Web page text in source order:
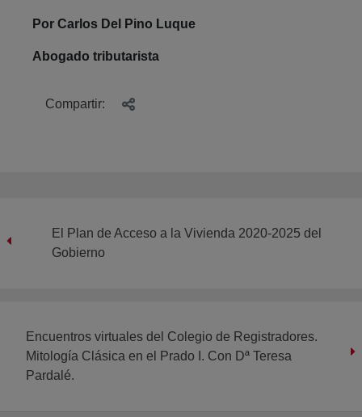
Por Carlos Del Pino Luque
Abogado tributarista
Compartir:
El Plan de Acceso a la Vivienda 2020-2025 del
Gobierno
Encuentros virtuales del Colegio de Registradores.
Mitología Clásica en el Prado I. Con Dª Teresa
Pardalé.